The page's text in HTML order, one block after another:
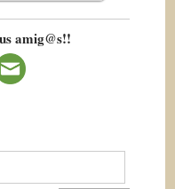
amig@s!!